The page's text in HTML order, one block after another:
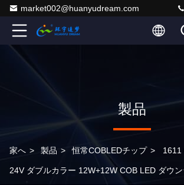
market002@huanyudream.com
製品
家へ > 製品 > 恒常COBLEDチップ > 1611
24V ダブルカラー 12W+12W COB LED ダウン